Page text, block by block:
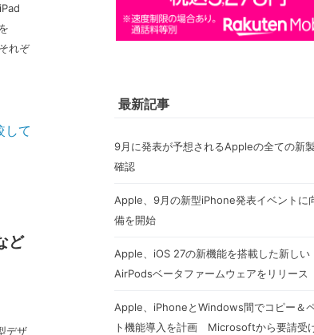
れぞ
ど
デザ
最新記事
9月に発表が予想されるAppleの全ての新
確認
Apple、9月の新型iPhone発表イベントに
備を開始
Apple、iOS 27の新機能を搭載した新しい
AirPodsベータファームウェアをリリース
Apple、iPhoneとWindows間でコピー＆
ト機能導入を計画 Microsoftから要請受